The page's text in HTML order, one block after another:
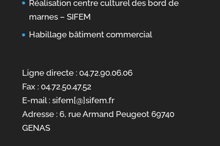
Réalisation centre culturel des bord de
marnes – SIFEM
Habillage bâtiment commercial
Ligne directe : 04.72.90.06.06
Fax : 04.72.50.47.52
E-mail : sifem[@]sifem.fr
Adresse : 6, rue Armand Peugeot 69740
GENAS